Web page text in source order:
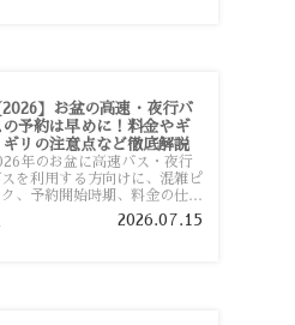
2026】お盆の高速・夜行バ
の予約は早めに！料金やギ
ギリの注意点など徹底解説
年のお盆に高速バス・夜行
スを利用する方向けに、混雑ピ
ク、予約開始時期、料金の仕組
、キャンセル待ちのコツ、直前
の注意点まで詳しく解説しま
2026.07.15